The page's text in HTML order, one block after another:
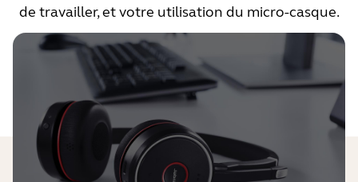
de travailler, et votre utilisation du micro-casque.